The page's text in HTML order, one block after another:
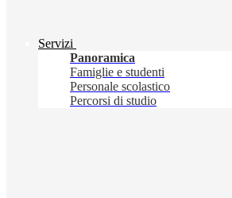
Servizi
Panoramica
Famiglie e studenti
Personale scolastico
Percorsi di studio